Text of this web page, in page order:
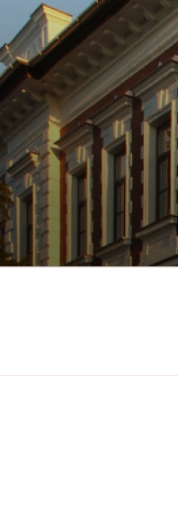
Tartalomhoz